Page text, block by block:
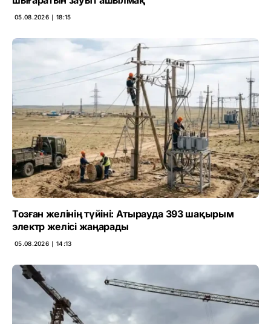
05.08.2026 ∣ 18:15
Тозған желінің түйіні: Атырауда 393 шақырым
электр желісі жаңарады
05.08.2026 ∣ 14:13